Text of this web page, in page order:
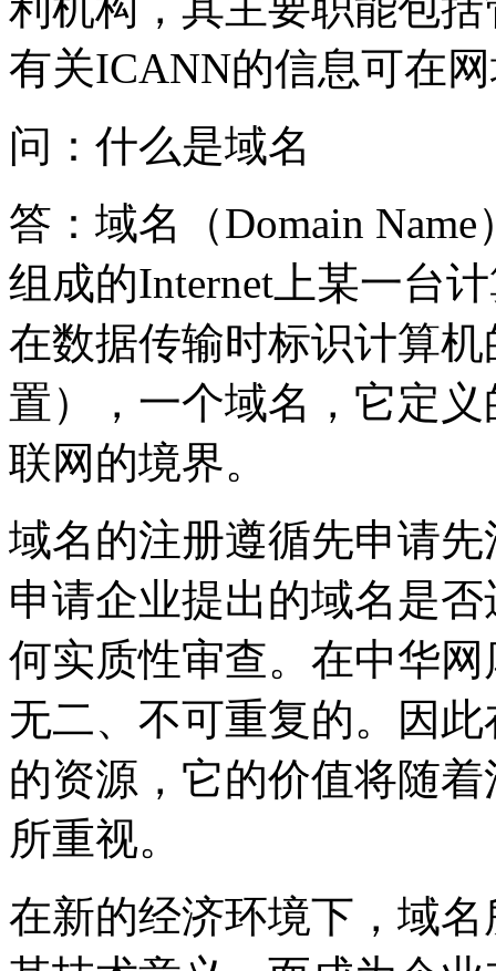
有关ICANN的信息可在
问：什么是域名
答：域名（Domain
组成的Internet上某一台
在数据传输时标识计算
置），一个域名，它定
联网的境界。
域名的注册遵循先申请
申请企业提出的域名是
何实质性审查。在中华
无二、不可重复的。因
的资源，它的价值将随
所重视。
在新的经济环境下，域